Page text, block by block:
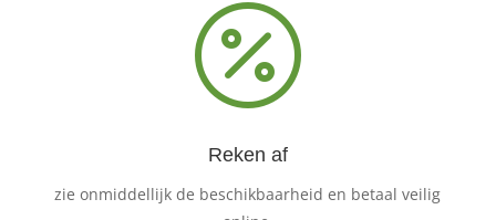

Reken af
zie onmiddellijk de beschikbaarheid en betaal veilig